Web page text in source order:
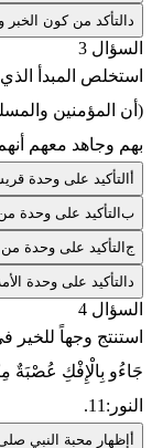
التأكد من كون الخبر
السؤال 3
استخلص المبدأ الذي
(أن المؤمنين
بهم وجاهد معهم
التأكيد على وحدة
بالتأكيد على وحدة من
جالتأكيد على وحدة
التأكيد على وحدة
السؤال 4
استنتج وجهاً للخير
جَاءُو بِالْإِفْكِ عُصْبَةٌ
النور:11.
إظهار محبة النبي صلى